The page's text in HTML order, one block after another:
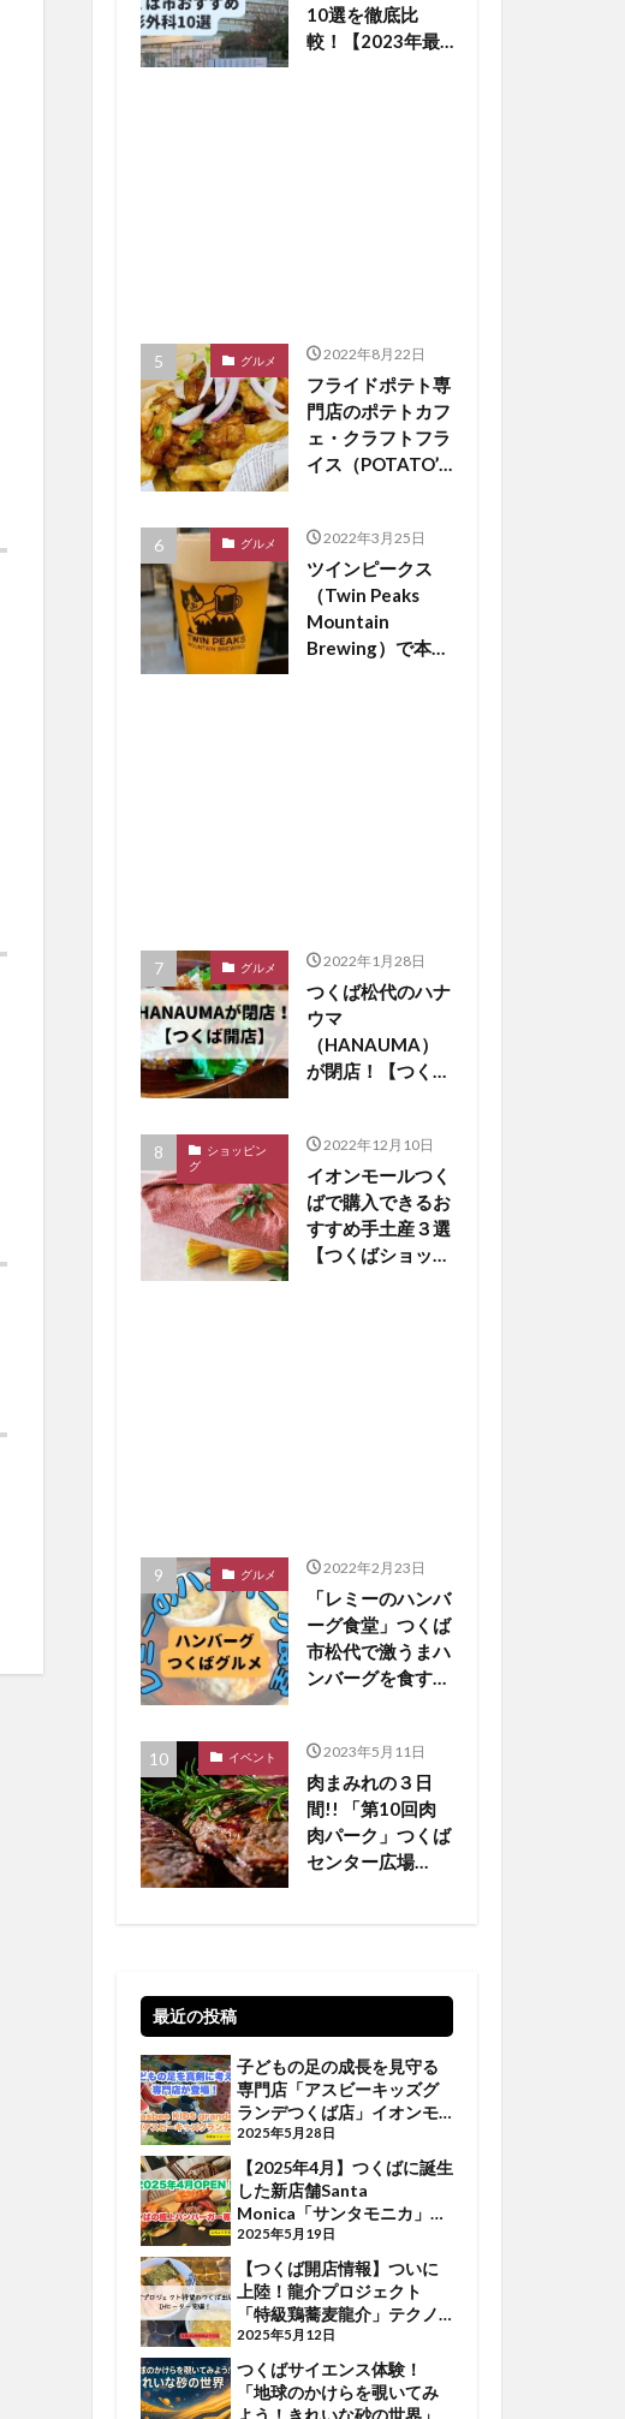
10選を徹底比
較！【2023年最
グルメ 2022年8月22日
フライドポテト専
門店のポテトカフ
ェ・クラフトフラ
イス（POTATO’S
くば市松代にオー
プン【つくば開
店】
グルメ 2022年3月25日
ツインピークス
（Twin Peaks
Mountain
Brewing）で本場
グルメ 2022年1月28日
つくば松代のハナ
ウマ
（HANAUMA）
が閉店！【つくば
ショッピン
グ
2022年12月10日
イオンモールつく
ばで購入できるお
すすめ手土産３選
【つくばショッピ
グルメ 2022年2月23日
「レミーのハンバ
ーグ食堂」つくば
市松代で激うまハ
ンバーグを食す
イベント 2023年5月11日
肉まみれの３日
間!! 「第10回肉
肉パーク」つくば
センター広場
最近の投稿
子どもの足の成長を見守る
専門店「アスビーキッズグ
ランデつくば店」イオンモ
ールつくばに登場
2025年5月28日
【2025年4月】つくばに誕生
した新店舗Santa
Monica「サンタモニカ」で
ジューシーなバーガーを堪
能しよう
2025年5月19日
【つくば開店情報】ついに
上陸！龍介プロジェクト
「特級鶏蕎麦龍介」テクノ
パーク桜に誕生
2025年5月12日
つくばサイエンス体験！
「地球のかけらを覗いてみ
よう！きれいな砂の世界」